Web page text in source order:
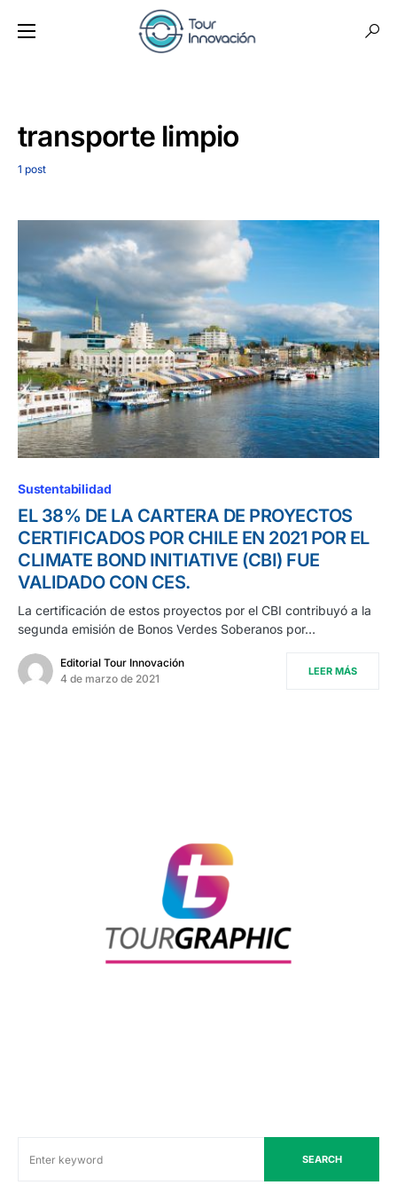
transporte limpio
1 post
Sustentabilidad
EL 38% DE LA CARTERA DE PROYECTOS
CERTIFICADOS POR CHILE EN 2021 POR EL
CLIMATE BOND INITIATIVE (CBI) FUE
VALIDADO CON CES.
La certificación de estos proyectos por el CBI contribuyó a la
segunda emisión de Bonos Verdes Soberanos por…
Editorial Tour Innovación
4 de marzo de 2021
LEER MÁS
SEARCH